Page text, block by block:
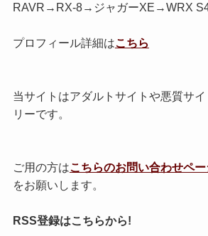
RAVR→RX-8→ジャガーXE→WRX
プロフィール詳細はこちら
当サイトはアダルトサイトや悪質サ
リーです。
ご用の方はこちらのお問い合わせペー
をお願いします。
RSS登録はこちらから!